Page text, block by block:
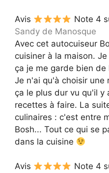
Avis Note 4
Sandy de Manosque
Avec cet autocuiseur
cuisiner à la maison.
ça je me garde bien
Je n'ai qu'à choisir
ça le plus dur vu qu'il y
recettes à faire. La
culinaires : c'est entre
Bosh... Tout ce qui se
dans la cuisine
Avis Note 4